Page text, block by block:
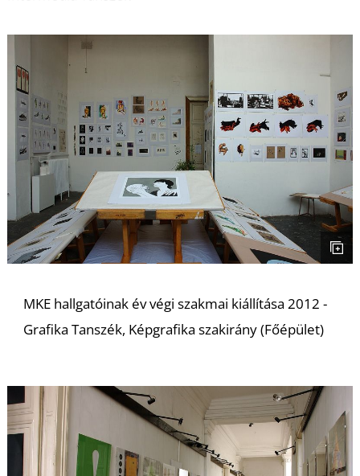
MKE hallgatóinak év végi szakmai kiállítása 2012 -
Grafika Tanszék, Képgrafika szakirány (Főépület)